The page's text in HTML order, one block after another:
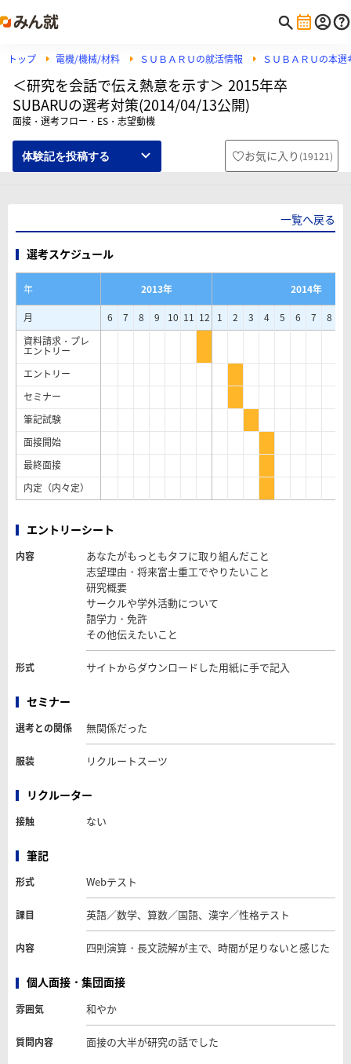
トップ 電機/機械/材料 ＳＵＢＡＲＵの就活情報 ＳＵＢＡＲＵの本
＜研究を会話で伝え熱意を示す＞ 2015年卒
SUBARUの選考対策(2014/04/13公開)
面接・選考フロー・ES・志望動機
体験記を投稿する お気に入り (19121)
一覧へ戻る
選考スケジュール
年 2013年
2014年
月
6 7 8 9 10 11 12 1 2 3 4 5 6 7 8
資料請求・プレ
エントリー
エントリー
セミナー
筆記試験
面接開始
最終面接
内定（内々定）
エントリーシート
内容
あなたがもっともタフに取り組んだこと
志望理由・将来富士重工でやりたいこと
研究概要
サークルや学外活動について
語学力・免許
その他伝えたいこと
形式 サイトからダウンロードした用紙に手で記入
セミナー
選考との関係 無関係だった
服装 リクルートスーツ
リクルーター
接触 ない
筆記
形式 Webテスト
課目 英語／数学、算数／国語、漢字／性格テスト
内容 四則演算・長文読解が主で、時間が足りないと感じた
個人面接・集団面接
雰囲気 和やか
質問内容 面接の大半が研究の話でした